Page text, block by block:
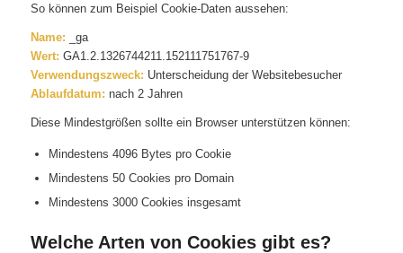
So können zum Beispiel Cookie-Daten aussehen:
Name: _ga
Wert: GA1.2.1326744211.152111751767-9
Verwendungszweck: Unterscheidung der Websitebesucher
Ablaufdatum: nach 2 Jahren
Diese Mindestgrößen sollte ein Browser unterstützen können:
Mindestens 4096 Bytes pro Cookie
Mindestens 50 Cookies pro Domain
Mindestens 3000 Cookies insgesamt
Welche Arten von Cookies gibt es?